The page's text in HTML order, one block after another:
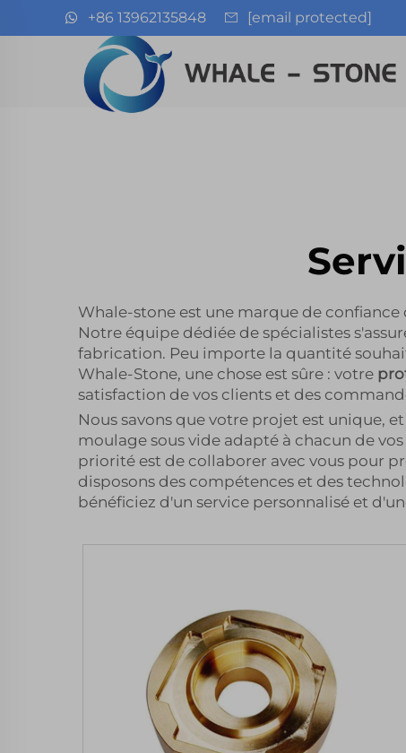
+86 13962135848 [email protected]
Whale-stone est une marque de
Notre équipe dédiée de spécialistes
fabrication. Peu importe la quantité
Whale-Stone, une chose est sûre : votre
satisfaction de vos clients et des
Nous savons que votre projet est unique,
moulage sous vide adapté à chacun de
priorité est de collaborer avec vous pour
disposons des compétences et des
bénéficiez d'un service personnalisé et